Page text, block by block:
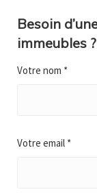
Besoin
immeubles
Votre nom *
Votre email *